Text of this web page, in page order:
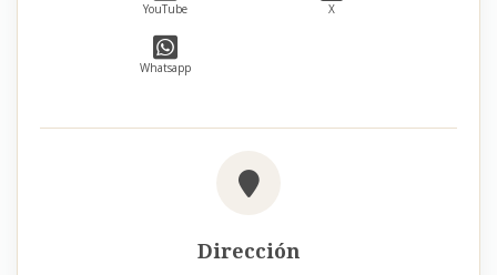
YouTube X
Whatsapp
Dirección